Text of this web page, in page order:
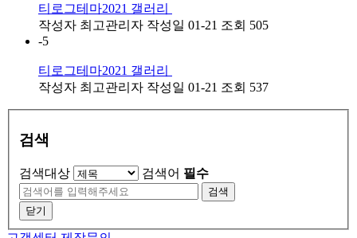
티로그테마2021 갤러리
작성자 최고관리자 작성일 01-21 조회 505
-5
티로그테마2021 갤러리
작성자 최고관리자 작성일 01-21 조회 537
검색
검색대상 검색어 필수
검색
닫기